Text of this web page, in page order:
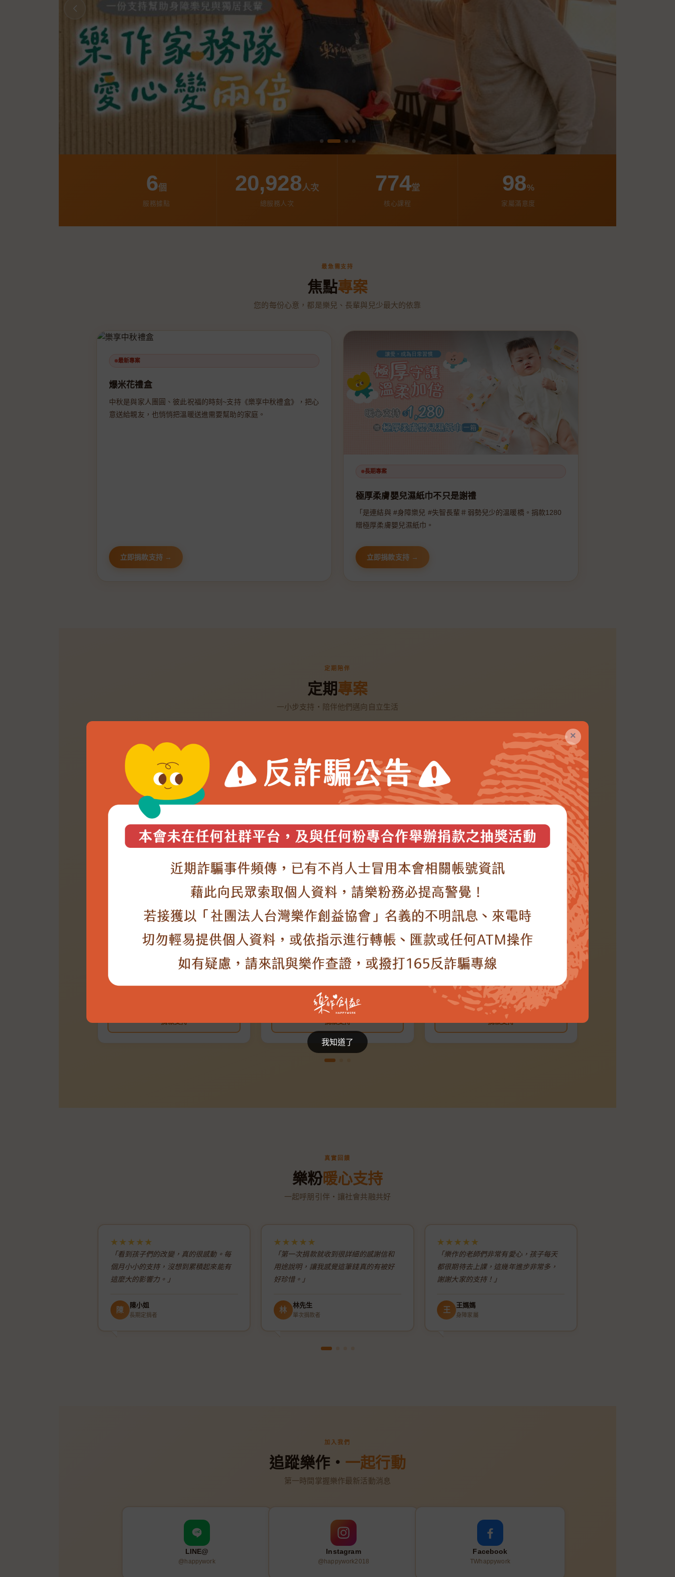
×
我知道了
6個
服務據點
20,928人次
總服務人次
774堂
核心課程
98%
家屬滿意度
最急需支持
焦點專案
您的每份心意，都是樂兒、長輩與兒少最大的依靠
最新專案
爆米花禮盒
中秋是與家人團圓、彼此祝福的時刻~支持《樂享中秋禮盒》，把心
意送給親友，也悄悄把溫暖送進需要幫助的家庭。
立即捐款支持 →
長期專案
極厚柔膚嬰兒濕紙巾不只是謝禮
「是連結與 #身障樂兒 #失智長輩＃弱勢兒少的溫暖橋。捐款1280
贈極厚柔膚嬰兒濕紙巾。
立即捐款支持 →
定期陪伴
定期專案
一小步支持・陪伴他們邁向自立生活
贈【開運陶氣水晶球】
樂村日照
捐款支持
贈【灰色棉麻托特包】
樂作家務隊 愛心變兩倍
陪伴身障樂兒培養家事能力，走進獨居長輩與
弱勢家中清掃家園。
NT$100 ／月起
捐款支持
贈【珠光便利貼3入組】
讓未來好好被貼住
為弱勢兒少貼下一份不被遺忘的希望，讓改變
NT$100 ／月起
捐款支持
真實回饋
樂粉暖心支持
一起呼朋引伴・讓社會共融共好
★★★★★
「看到孩子們的改變，真的很感動。每
個月小小的支持，沒想到累積起來能有
這麼大的影響力。」
陳
陳小姐
長期定捐者
★★★★★
「第一次捐款就收到很詳細的感謝信和
用途說明，讓我感覺這筆錢真的有被好
好珍惜。」
林
林先生
單次捐款者
★★★★★
「樂作的老師們非常有愛心，孩子每天
都很期待去上課，這幾年進步非常多，
謝謝大家的支持！」
王
王媽媽
身障家屬
加入我們
追蹤樂作・ 一起行動
第一時間掌握樂作最新活動消息
LINE@
@happywork
Instagram
@happywork2018
Facebook
TWhappywork